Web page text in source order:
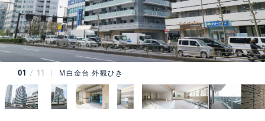
01 11 M白金台 外観ひき